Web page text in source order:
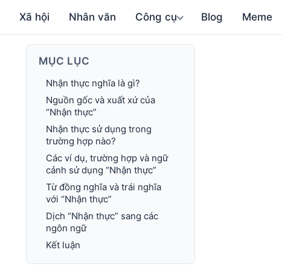
Xã hội Nhân văn Công cụ Blog Meme
MỤC LỤC
Nhận thực nghĩa là gì?
Nguồn gốc và xuất xứ của
“Nhận thực”
Nhận thực sử dụng trong
trường hợp nào?
Các ví dụ, trường hợp và ngữ
cảnh sử dụng “Nhận thực”
Từ đồng nghĩa và trái nghĩa
với “Nhận thực”
Dịch “Nhận thực” sang các
ngôn ngữ
Kết luận